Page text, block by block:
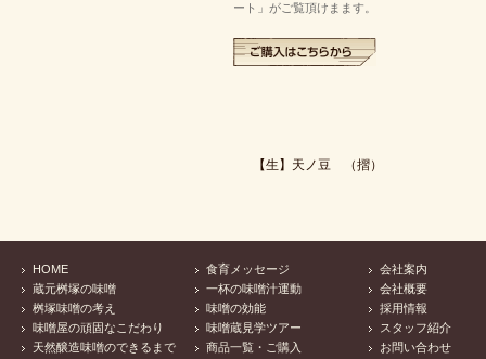
ート」がご覧頂けまます。
【生】天ノ豆 （摺）
HOME
蔵元桝塚の味噌
桝塚味噌の考え
味噌屋の頑固なこだわり
天然醸造味噌のできるまで
食育メッセージ
一杯の味噌汁運動
味噌の効能
味噌蔵見学ツアー
商品一覧・ご購入
会社案内
会社概要
採用情報
スタッフ紹介
お問い合わせ